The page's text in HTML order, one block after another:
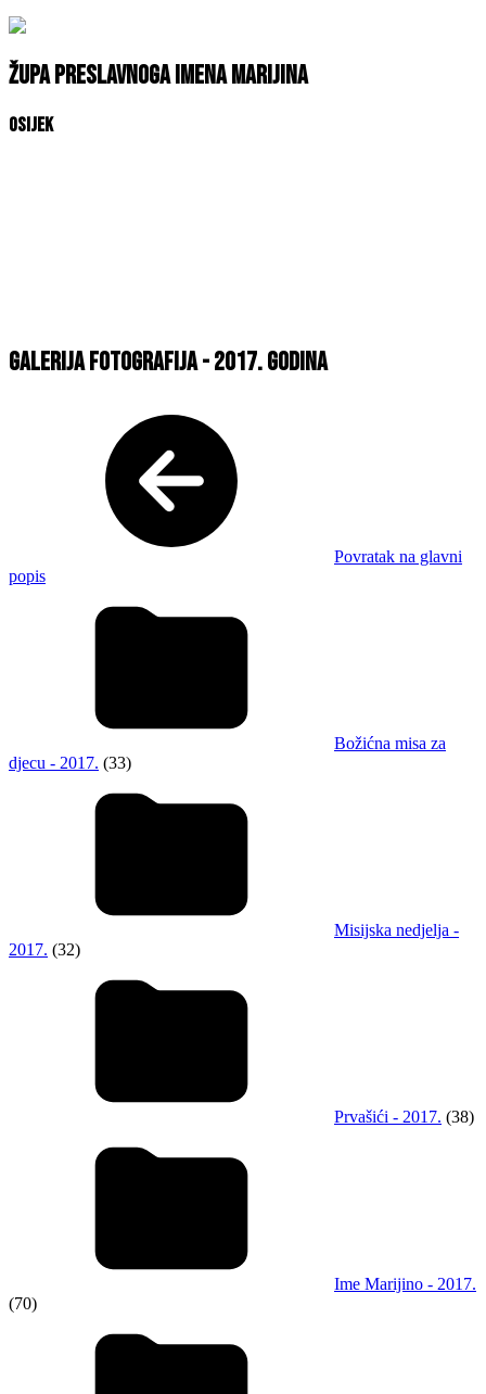
Župa Preslavnoga Imena Marijina
Osijek
Galerija fotografija - 2017. godina
Povratak na glavni
popis
Božićna misa za
djecu - 2017. (33)
Misijska nedjelja -
2017. (32)
Prvašići - 2017. (38)
Ime Marijino - 2017.
(70)